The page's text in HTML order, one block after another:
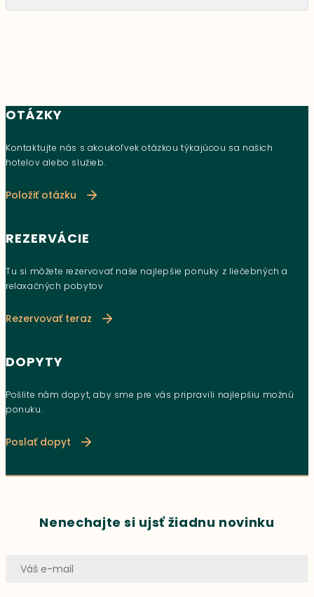
OTÁZKY
Kontaktujte nás s akoukoľvek otázkou týkajúcou sa našich
hotelov alebo služieb.
Položiť otázku
REZERVÁCIE
Tu si môžete rezervovať naše najlepšie ponuky z liečebných a
relaxačných pobytov
Rezervovať teraz
DOPYTY
Pošlite nám dopyt, aby sme pre vás pripravili najlepšiu možnú
ponuku.
Poslať dopyt
Nenechajte si ujsť žiadnu novinku